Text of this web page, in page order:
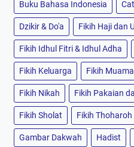
Buku Bahasa Indonesia
Dzikir & Do'a Fikih Haji dan
Fikih Idhul Fitri & Idhul Adha
Fikih Keluarga Fikih
Fikih Nikah Fikih Pakaian
Fikih Sholat Fikih Thoharoh
Gambar Dakwah Hadist